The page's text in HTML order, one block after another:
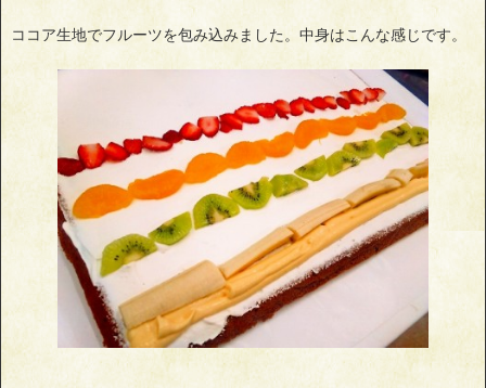
ココア生地でフルーツを包み込みました。中身はこんな感じです。